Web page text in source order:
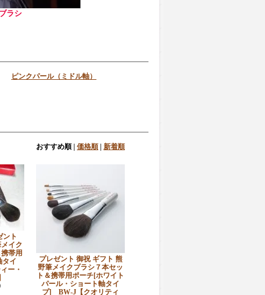
ラシ
ピンクパール（ミドル軸）
おすすめ順 | 価格順 | 新着順
ント
イク
帯用
タイ
ー・
プレゼント 御祝 ギフト 熊
野筆メイクブラシ７本セッ
ト＆携帯用ポーチ[ホワイト
パール・ショート軸タイ
プ] BW-J【クオリティ